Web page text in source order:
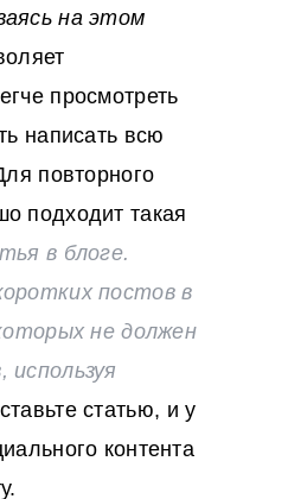
на этом
просмотреть
написать всю
повторного
подходит такая
в блоге.
постов в
не должен
статью, и у
контента